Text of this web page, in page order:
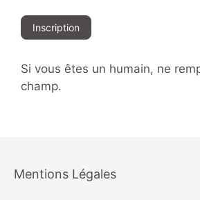
Inscription
Si vous êtes un humain, ne
champ.
Mentions Légales